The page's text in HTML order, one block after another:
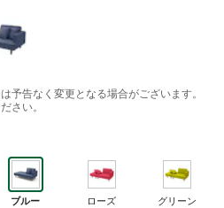
予告なく変更となる場合がございます。
さい。
ブルー ローズ グリーン